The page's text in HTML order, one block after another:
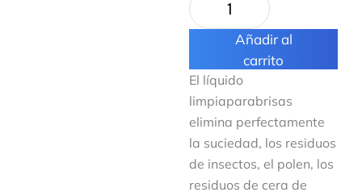
Añadir al
carrito
El líquido
limpiaparabrisas
elimina perfectamente
la suciedad, los residuos
de insectos, el polen, los
residuos de cera de